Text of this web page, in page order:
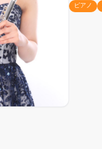
ピアノ